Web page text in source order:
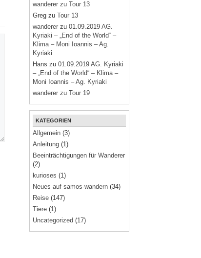
wanderer zu Tour 13
Greg zu Tour 13
wanderer zu 01.09.2019 AG.
Kyriaki – „End of the World“ –
Klima – Moni Ioannis – Ag.
Kyriaki
Hans zu 01.09.2019 AG. Kyriaki
– „End of the World“ – Klima –
Moni Ioannis – Ag. Kyriaki
wanderer zu Tour 19
KATEGORIEN
Allgemein (3)
Anleitung (1)
Beeinträchtigungen für Wanderer
(2)
kurioses (1)
Neues auf samos-wandern (34)
Reise (147)
Tiere (1)
Uncategorized (17)